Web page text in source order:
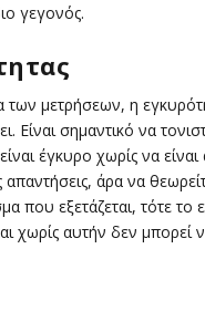
γεγονός.
των μετρήσεων, η
σημαντικό να
έγκυρο χωρίς να
άρα να
που εξετάζεται, τότε το
χωρίς αυτήν δεν μπορεί